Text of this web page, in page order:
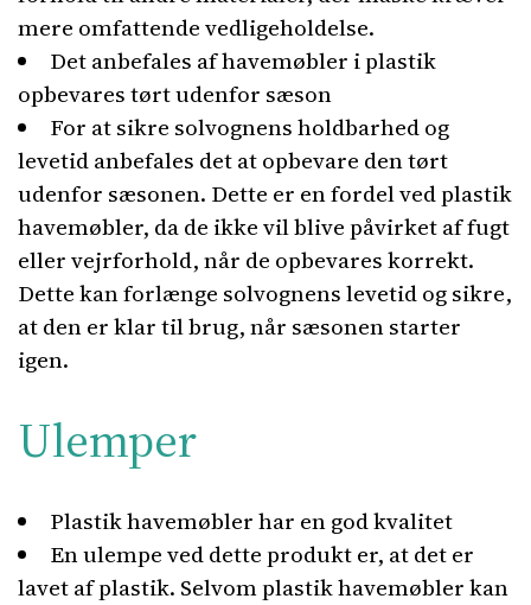
mere omfattende vedligeholdelse.
Det anbefales af havemøbler i plastik
opbevares tørt udenfor sæson
For at sikre solvognens holdbarhed og
levetid anbefales det at opbevare den tørt
udenfor sæsonen. Dette er en fordel ved plastik
havemøbler, da de ikke vil blive påvirket af fugt
eller vejrforhold, når de opbevares korrekt.
Dette kan forlænge solvognens levetid og sikre,
at den er klar til brug, når sæsonen starter
igen.
Ulemper
Plastik havemøbler har en god kvalitet
En ulempe ved dette produkt er, at det er
lavet af plastik. Selvom plastik havemøbler kan